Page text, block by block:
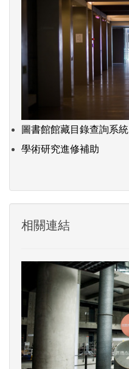
圖書館館藏目錄查詢系統
學術研究進修補助
相關連結